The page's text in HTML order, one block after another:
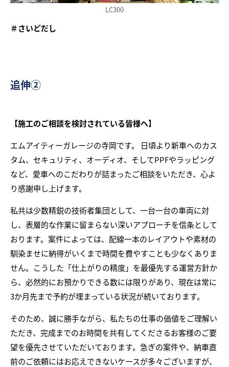
LC300
＃さいどだし
追伸②
【施工のご相談を検討されている皆様へ】
エムアイティーガレージの寺岡です。 日頃より新車へのカス
タム、セキュリティ、オーディオ、そしてPPFやラッピング
など、愛車へのこだわりが詰まったご相談をいただき、心よ
り感謝申し上げます。
私共は少数精鋭の技術者集団として、一台一台の車両に対
し、表層的な作業に留まらない深いアプローチを信条として
おります。案件によっては、配線一本のレイアウトや素材の
馴染ませに納得がいくまで時間を費やすことも少なくありま
せん。こうした「仕上がりの精度」を最優先する運営方針か
ら、必然的にお預かりできる数には限りがあり、現在は常に
3か月先まで予約が埋まっている状況が続いております。
そのため、誠に勝手ながら、私たちの仕事の価値をご理解い
ただき、完成までのお時間を共有してくださるお客様のご要
望を優先させていただいております。急ぎの案件や、納車直
前のご依頼にはお応えできないケースが多々ございますが、